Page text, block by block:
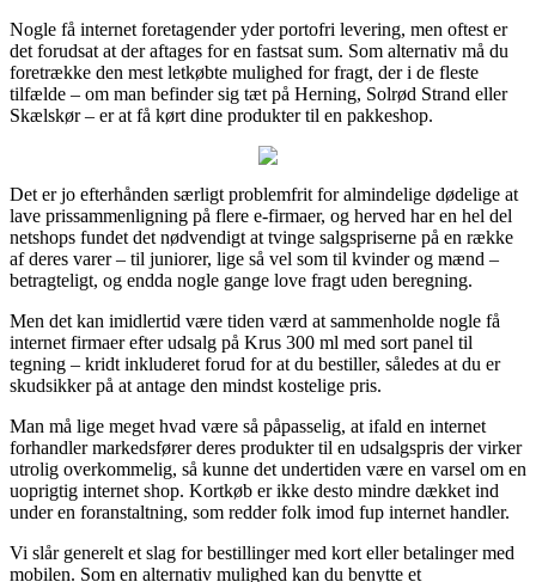
Nogle få internet foretagender yder portofri levering, men oftest er
det forudsat at der aftages for en fastsat sum. Som alternativ må du
foretrække den mest letkøbte mulighed for fragt, der i de fleste
tilfælde – om man befinder sig tæt på Herning, Solrød Strand eller
Skælskør – er at få kørt dine produkter til en pakkeshop.
Det er jo efterhånden særligt problemfrit for almindelige dødelige at
lave prissammenligning på flere e-firmaer, og herved har en hel del
netshops fundet det nødvendigt at tvinge salgspriserne på en række
af deres varer – til juniorer, lige så vel som til kvinder og mænd –
betragteligt, og endda nogle gange love fragt uden beregning.
Men det kan imidlertid være tiden værd at sammenholde nogle få
internet firmaer efter udsalg på Krus 300 ml med sort panel til
tegning – kridt inkluderet forud for at du bestiller, således at du er
skudsikker på at antage den mindst kostelige pris.
Man må lige meget hvad være så påpasselig, at ifald en internet
forhandler markedsfører deres produkter til en udsalgspris der virker
utrolig overkommelig, så kunne det undertiden være en varsel om en
uoprigtig internet shop. Kortkøb er ikke desto mindre dækket ind
under en foranstaltning, som redder folk imod fup internet handler.
Vi slår generelt et slag for bestillinger med kort eller betalinger med
mobilen. Som en alternativ mulighed kan du benytte et